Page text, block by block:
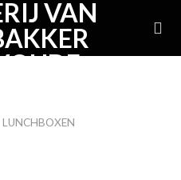
LUNCHBOXEN